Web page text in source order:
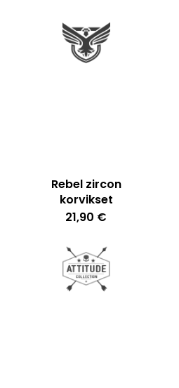
Rebel zircon
korvikset
21,90 €